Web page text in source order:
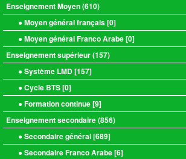
Enseignement Moyen (610)
● Moyen général français [0]
● Moyen général Franco Arabe [0]
Enseignement supérieur (157)
● Système LMD [157]
● Cycle BTS [0]
● Formation continue [9]
Enseignement secondaire (856)
● Secondaire général [689]
● Secondaire Franco Arabe [6]